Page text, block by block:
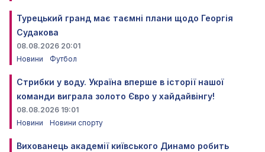
Турецький гранд має таємні плани щодо Георгія
Судакова
08.08.2026 20:01
Новини
Футбол
Стрибки у воду. Україна вперше в історії нашої
команди виграла золото Євро у хайдайвінгу!
08.08.2026 19:01
Новини
Новини спорту
Вихованець академії київського Динамо робить